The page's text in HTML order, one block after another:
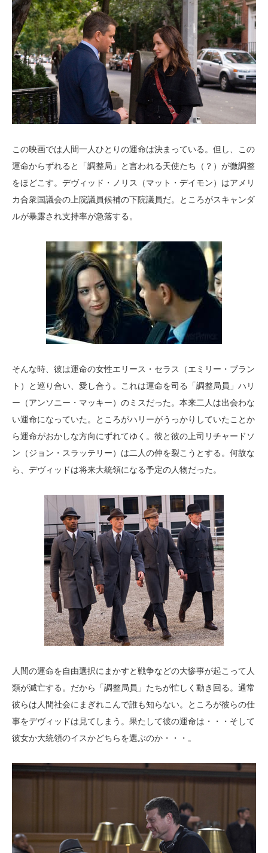
この映画では人間一人ひとりの運命は決まっている。但し、この
運命からずれると「調整局」と言われる天使たち（？）が微調整
をほどこす。デヴィッド・ノリス（マット・デイモン）はアメリ
カ合衆国議会の上院議員候補の下院議員だ。ところがスキャンダ
ルが暴露され支持率が急落する。
そんな時、彼は運命の女性エリース・セラス（エミリー・ブラン
ト）と巡り合い、愛し合う。これは運命を司る「調整局員」ハリ
ー（アンソニー・マッキー）のミスだった。本来二人は出会わな
い運命になっていた。ところがハリーがうっかりしていたことか
ら運命がおかしな方向にずれてゆく。彼と彼の上司リチャードソ
ン（ジョン・スラッテリー）は二人の仲を裂こうとする。何故な
ら、デヴィッドは将来大統領になる予定の人物だった。
人間の運命を自由選択にまかすと戦争などの大惨事が起こって人
類が滅亡する。だから「調整局員」たちが忙しく動き回る。通常
彼らは人間社会にまぎれこんで誰も知らない。ところが彼らの仕
事をデヴィッドは見てしまう。果たして彼の運命は・・・そして
彼女か大統領のイスかどちらを選ぶのか・・・。